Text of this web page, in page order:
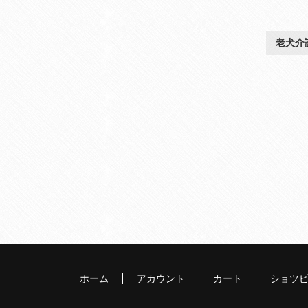
老犬介
ホーム アカウント カート ショツ